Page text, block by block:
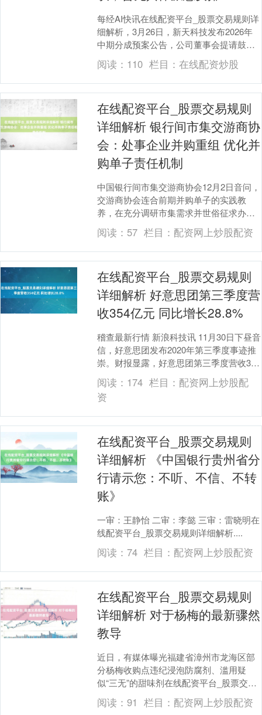
每经AI快讯在线配资平台_股票交易规则详
细解析，3月26日，新天科技发布2026年
中期分成预案公告，公司董事会提请鼓舞
会授权董事会在中意当期盈利、累计未分
拨利润....
阅读： 110 栏目： 在线配资炒股
在线配资平台_股票交易规则
详细解析 银行间市集交游商协
会：处事企业并购重组 优化并
购单子责任机制
中国银行间市集交游商协会12月2日音问，
交游商协会连合前期并购单子的实践教
养，在充分调研市集需求并世俗征求办法
后，制定发布《对于优化并购单子联系责
任机制的见告》....
阅读： 57 栏目： 配资网上炒股配资
在线配资平台_股票交易规则
详细解析 好意思团第三季度营
收354亿元 同比增长28.8%
稽查最新行情 新浪科技讯 11月30日下昼音
信，好意思团发布2020年第三季度事迹推
崇。财报显露，好意思团第三季度营收354
亿元，同比增长28.8%。经相易净利....
阅读： 174 栏目： 配资网上炒股配
资
在线配资平台_股票交易规则
详细解析 《中国银行贵州省分
行请示您：不听、不信、不转
账》
一审：王静怡 二审：李懿 三审：雷晓明在
线配资平台_股票交易规则详细解析....
阅读：74 栏目： 配资网上炒股配资
在线配资平台_股票交易规则
详细解析 对于杨梅的最新骤然
教导
近日，有媒体曝光福建省漳州市龙海区部
分杨梅收购点违纪浸泡防腐剂、滥用疑
似“三无”的甜味剂在线配资平台_股票交易
规则详细解析，这些“泡药杨梅”发往了浙
江、上海等地....
阅读：91 栏目： 配资网上炒股配资